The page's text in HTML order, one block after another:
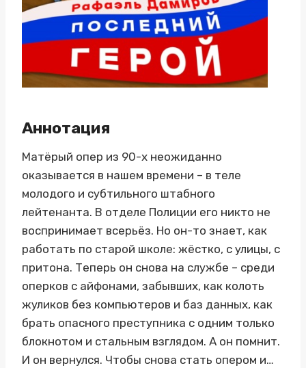
Аннотация
Матёрый опер из 90-х неожиданно
оказывается в нашем времени – в теле
молодого и субтильного штабного
лейтенанта. В отделе Полиции его никто не
воспринимает всерьёз. Но он-то знает, как
работать по старой школе: жёстко, с улицы, с
притона. Теперь он снова на службе – среди
оперков с айфонами, забывших, как колоть
жуликов без компьютеров и баз данных, как
брать опасного преступника с одним только
блокнотом и стальным взглядом. А он помнит.
И он вернулся. Чтобы снова стать опером и…